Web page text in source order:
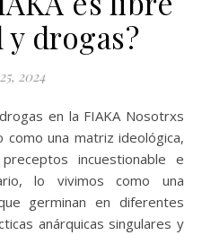
drogas?
2024
como una matriz ideológica,
incuestionable e
lo vivimos como una
germinan en diferentes
anárquicas singulares y